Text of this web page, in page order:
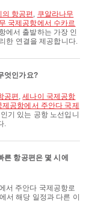
의 항공편 , 쿠알라나무
국제공항에서 수카르
에서 출발하는 가장 인
한 연결을 제공합니다.
엇인가요?
공편 ,세나이 국제공항
공항에서 주안다 국제
기 있는 공항 노선입니
.
항공편은 몇 시에
서 해당 일정과 다른 이